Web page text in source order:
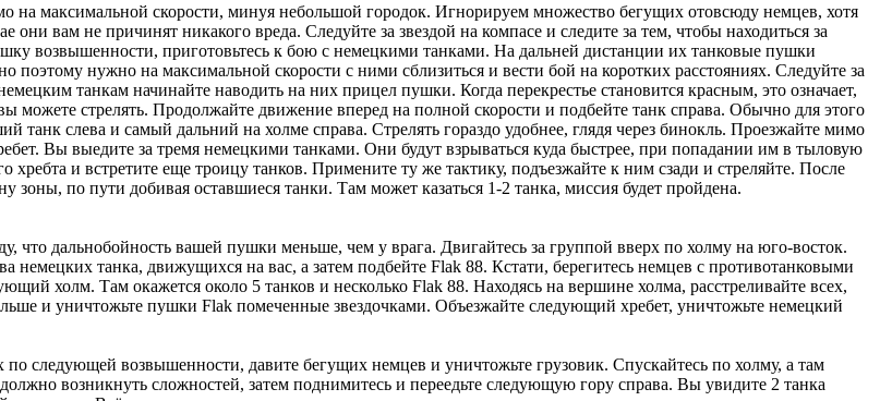
на максимальной скорости, минуя небольшой городок. Игнорируем множество бегущих отовсюду немцев, хотя
вам не причинят никакого вреда. Следуйте за звездой на компасе и следите за тем, чтобы находиться за
возвышенности, приготовьтесь к бою с немецкими танками. На дальней дистанции их танковые пушки
нужно на максимальной скорости с ними сблизиться и вести бой на коротких расстояниях. Следуйте за
танкам начинайте наводить на них прицел пушки. Когда перекрестье становится красным, это означает,
можете стрелять. Продолжайте движение вперед на полной скорости и подбейте танк справа. Обычно для этого
танк слева и самый дальний на холме справа. Стрелять гораздо удобнее, глядя через бинокль. Проезжайте мимо
Вы выедите за тремя немецкими танками. Они будут взрываться куда быстрее, при попадании им в тыловую
хребта и встретите еще троицу танков. Примените ту же тактику, подъезжайте к ним сзади и стреляйте. После
зоны, по пути добивая оставшиеся танки. Там может казаться 1-2 танка, миссия будет пройдена.
что дальнобойность вашей пушки меньше, чем у врага. Двигайтесь за группой вверх по холму на юго-восток.
немецких танка, движущихся на вас, а затем подбейте Flak 88. Кстати, берегитесь немцев с противотанковыми
холм. Там окажется около 5 танков и несколько Flak 88. Находясь на вершине холма, расстреливайте всех,
и уничтожьте пушки Flak помеченные звездочками. Объезжайте следующий хребет, уничтожьте немецкий
следующей возвышенности, давите бегущих немцев и уничтожьте грузовик. Спускайтесь по холму, а там
возникнуть сложностей, затем поднимитесь и переедьте следующую гору справа. Вы увидите 2 танка